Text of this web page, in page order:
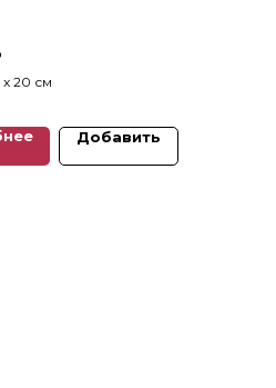
x 20 см
Добавить